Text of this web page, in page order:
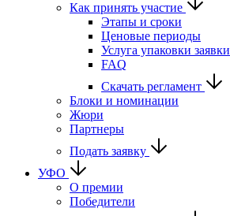
Как принять участие
Этапы и сроки
Ценовые периоды
Услуга упаковки заявки
FAQ
Скачать регламент
Блоки и номинации
Жюри
Партнеры
Подать заявку
УФО
О премии
Победители